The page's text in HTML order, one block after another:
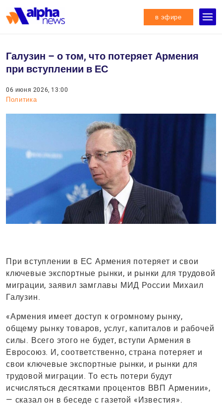
в эфире
Галузин – о том, что потеряет Армения
при вступлении в ЕС
06 июня 2026, 13:00
Политика
При вступлении в ЕС Армения потеряет и свои
ключевые экспортные рынки, и рынки для трудовой
миграции, заявил замглавы МИД России Михаил
Галузин.
«Армения имеет доступ к огромному рынку,
общему рынку товаров, услуг, капиталов и рабочей
силы. Всего этого не будет, вступи Армения в
Евросоюз. И, соответственно, страна потеряет и
свои ключевые экспортные рынки, и рынки для
трудовой миграции. То есть потери будут
исчисляться десятками процентов ВВП Армении»,
— сказал он в беседе с газетой «Известия».